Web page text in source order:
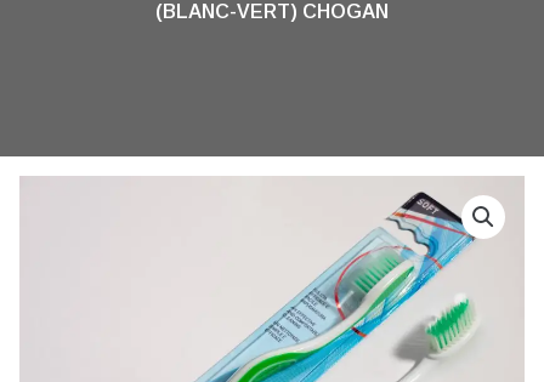
(BLANC-VERT) CHOGAN